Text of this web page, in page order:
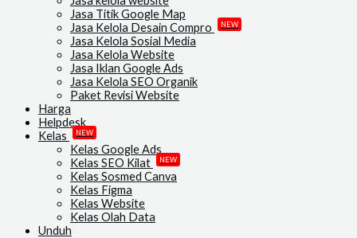
Jasa Titik Google Map
Jasa Kelola Desain Compro
NEW
Jasa Kelola Sosial Media
Jasa Kelola Website
Jasa Iklan Google Ads
Jasa Kelola SEO Organik
Paket Revisi Website
Harga
Helpdesk
Kelas
NEW
Kelas Google Ads
Kelas SEO Kilat
NEW
Kelas Sosmed Canva
Kelas Figma
Kelas Website
Kelas Olah Data
Unduh